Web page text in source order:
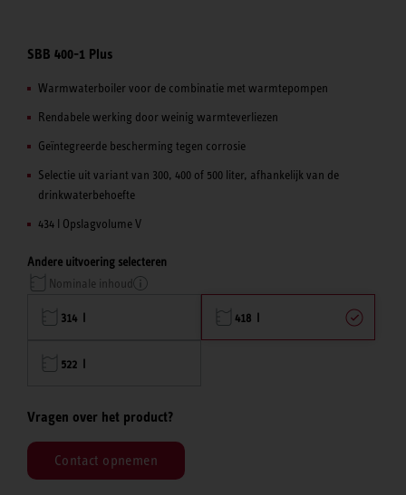
SBB 400-1 Plus
Warmwaterboiler voor de combinatie met warmtepompen
Rendabele werking door weinig warmteverliezen
Geïntegreerde bescherming tegen corrosie
Selectie uit variant van 300, 400 of 500 liter, afhankelijk van de
drinkwaterbehoefte
434 l Opslagvolume V
Andere uitvoering selecteren
Nominale inhoud
314 l 418 l
522 l
Vragen over het product?
Contact opnemen